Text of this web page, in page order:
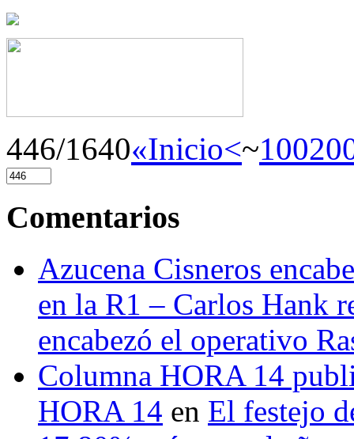
446/1640«Inicio<~100
Comentarios
Azucena Cisneros
en la R1 – Carlos Hank
encabezó el operativo
Columna HORA 14
HORA 14 en El festejo